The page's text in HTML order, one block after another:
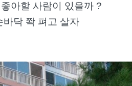
아할 사람이 있을까 ?
바닥 쫙 펴고 살자